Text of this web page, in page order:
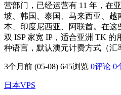
营部门，已经运营有 11 年，在
坡、韩国、泰国、马来西亚、越
本、印度尼西亚、阿联酋。在这
双 ISP 家宽 IP，适合亚洲 TK 的
种语言，默认澳元计费方式（
3个月前 (05-08) 645浏览 0评论 0
日本VPS